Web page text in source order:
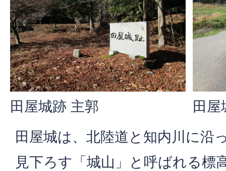
田屋城跡 主郭
田屋
田屋城は、北陸道と知内川に沿
見下ろす「城山」と呼ばれる標